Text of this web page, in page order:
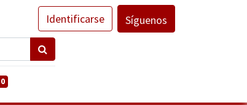
Identificarse Síguenos
0